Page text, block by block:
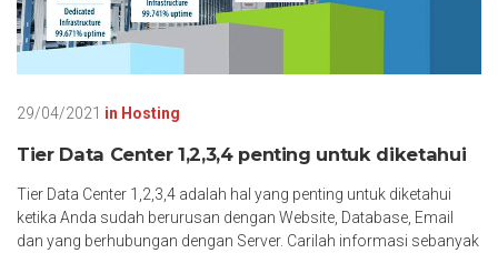
29/04/2021 in Hosting
Tier Data Center 1,2,3,4 penting untuk diketahui
Tier Data Center 1,2,3,4 adalah hal yang penting untuk diketahui
ketika Anda sudah berurusan dengan Website, Database, Email
dan yang berhubungan dengan Server. Carilah informasi sebanyak